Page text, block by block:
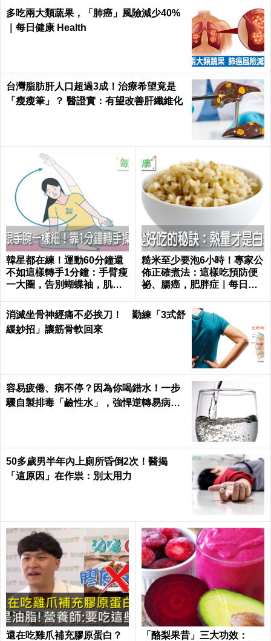
多吃兩大類蔬果，「肺癌」風險減少40%
｜每日健康 Health
台灣脂肪肝人口超過3成！治療希望竟是
「瘦瘦筆」？ 醫證實：有望改善肝纖維化
韓星都在練！運動60分鐘還
不如這樣轉手1分鐘：手臂瘦
一大圈，告別蝴蝶袖，肌肉
糙米至少要泡6小時！專家公
佈正確煮法：這樣吃預防便
祕、腸癌，肥胖症｜每日健
消滅坐骨神經痛不必挨刀！ 勤練「3式舒
緩妙招」讓筋骨軟回來
容易疲倦、病不停？因為你喝錯水！一步
驟自製排毒「鹼性水」，強悍逆轉易病、
50多歲男半年內上廁所昏倒2次！醫揭
「這原因」在作祟：別太用力
還在吃雞爪補充膠原蛋白？
「酪梨果昔」三大功效：